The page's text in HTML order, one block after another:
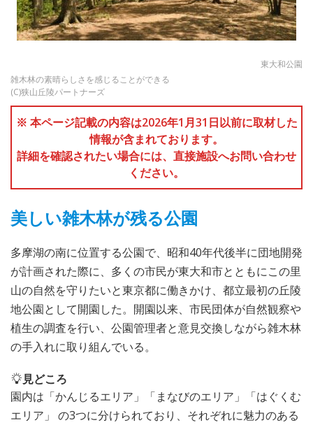
東大和公園
雑木林の素晴らしさを感じることができる
(C)狭山丘陵パートナーズ
※ 本ページ記載の内容は2026年1月31日以前に取材した
情報が含まれております。
詳細を確認されたい場合には、直接施設へお問い合わせ
ください。
美しい雑木林が残る公園
多摩湖の南に位置する公園で、昭和40年代後半に団地開発
が計画された際に、多くの市民が東大和市とともにこの里
山の自然を守りたいと東京都に働きかけ、都立最初の丘陵
地公園として開園した。開園以来、市民団体が自然観察や
植生の調査を行い、公園管理者と意見交換しながら雑木林
の手入れに取り組んでいる。
見どころ
園内は「かんじるエリア」「まなびのエリア」「はぐくむ
エリア」 の3つに分けられており、それぞれに魅力のある